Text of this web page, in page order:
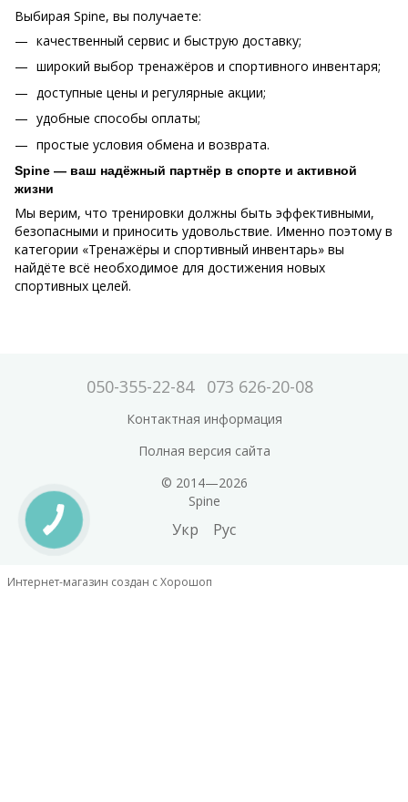
Выбирая Spine, вы получаете:
качественный сервис и быструю доставку;
широкий выбор тренажёров и спортивного инвентаря;
доступные цены и регулярные акции;
удобные способы оплаты;
простые условия обмена и возврата.
Spine — ваш надёжный партнёр в спорте и активной
жизни
Мы верим, что тренировки должны быть эффективными,
безопасными и приносить удовольствие. Именно поэтому в
категории «Тренажёры и спортивный инвентарь» вы
найдёте всё необходимое для достижения новых
спортивных целей.
050-355-22-84 073 626-20-08
Контактная информация
Полная версия сайта
© 2014—2026
Spine
Укр Рус
Интернет-магазин создан с Хорошоп